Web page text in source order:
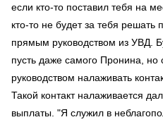
если кто-то поставил тебя на
кто-то не будет за тебя
прямым руководством из УВД.
пусть даже самого Пронина, но
руководством налаживать
Такой контакт налаживается
выплаты. "Я служил в